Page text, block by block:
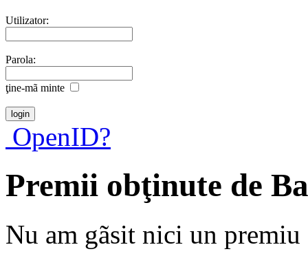
Utilizator:
Parola:
ţine-mã minte
OpenID?
Premii obţinute de
Nu am gãsit nici un premiu